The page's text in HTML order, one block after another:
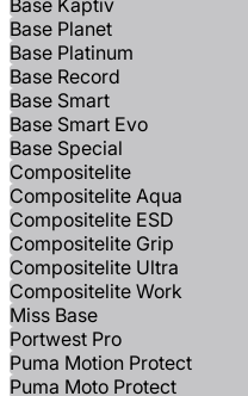
Base Kaptiv
Base Planet
Base Platinum
Base Record
Base Smart
Base Smart Evo
Base Special
Compositelite
Compositelite Aqua
Compositelite ESD
Compositelite Grip
Compositelite Ultra
Compositelite Work
Miss Base
Portwest Pro
Puma Motion Protect
Puma Moto Protect